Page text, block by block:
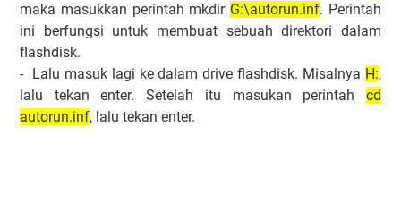
maka masukkan perintah mkdir G:\autorun.inf. Perintah
ini berfungsi untuk membuat sebuah direktori dalam
flashdisk.
- Lalu masuk lagi ke dalam drive flashdisk. Misalnya H:,
lalu tekan enter. Setelah itu masukan perintah cd
autorun.inf, lalu tekan enter.